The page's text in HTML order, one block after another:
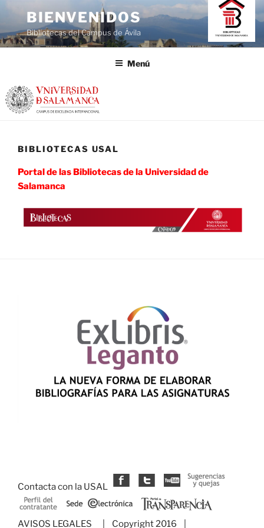
contenido
BIENVENIDOS
Bibliotecas del Campus de Ávila
Menú
BIBLIOTECAS USAL
Portal de las Bibliotecas de la Universidad de
Salamanca
Contacta con la USAL
AVISOS LEGALES | Copyright 2016 |